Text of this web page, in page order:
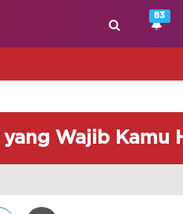
83
Wajib Kamu